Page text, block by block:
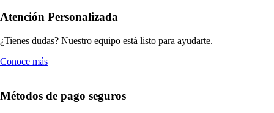
Atención Personalizada
¿Tienes dudas? Nuestro equipo está listo para ayudarte.
Conoce más
Métodos de pago seguros